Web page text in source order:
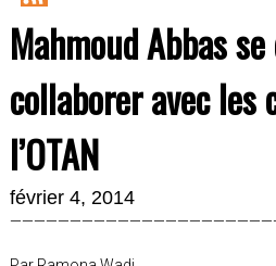
RSS
Feed
Mahmoud Abbas
collaborer avec les
l’OTAN
février 4, 2014